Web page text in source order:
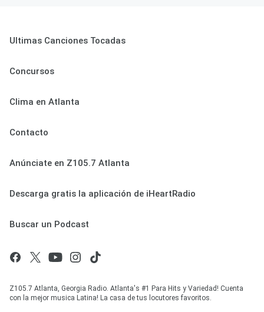
Ultimas Canciones Tocadas
Concursos
Clima en Atlanta
Contacto
Anúnciate en Z105.7 Atlanta
Descarga gratis la aplicación de iHeartRadio
Buscar un Podcast
Z105.7 Atlanta, Georgia Radio. Atlanta's #1 Para Hits y Variedad! Cuenta
con la mejor musica Latina! La casa de tus locutores favoritos.